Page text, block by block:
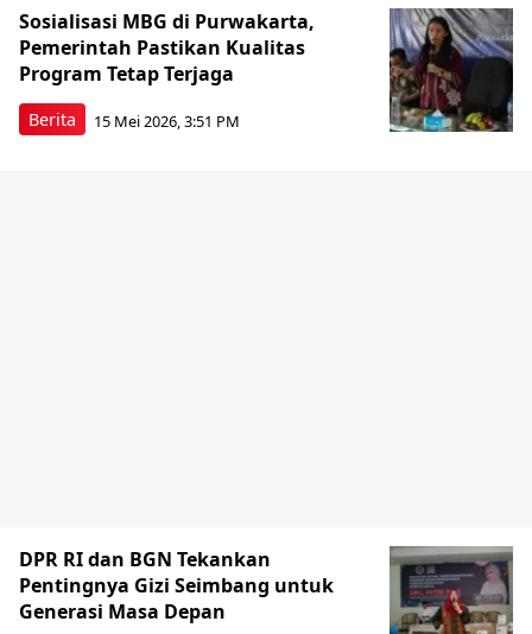
Berita
Sosialisasi MBG di Purwakarta,
Pemerintah Pastikan Kualitas
Program Tetap Terjaga
15 Mei 2026, 3:51 PM
DPR RI dan BGN Tekankan
Pentingnya Gizi Seimbang untuk
Generasi Masa Depan